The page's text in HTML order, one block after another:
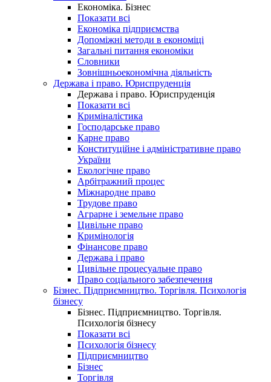
Економіка. Бізнес
Показати всі
Економіка підприємства
Допоміжні методи в економіці
Загальні питання економіки
Словники
Зовнішньоекономічна діяльність
Держава і право. Юриспруденція
Держава і право. Юриспруденція
Показати всі
Криміналістика
Господарське право
Карне право
Конституційне і адміністративне право
України
Екологічне право
Арбітражний процес
Міжнародне право
Трудове право
Аграрне і земельне право
Цивільне право
Кримінологія
Фінансове право
Держава і право
Цивільне процесуальне право
Право соціального забезпечення
Бізнес. Підприємництво. Торгівля. Психологія
бізнесу
Бізнес. Підприємництво. Торгівля.
Психологія бізнесу
Показати всі
Психологія бізнесу
Підприємництво
Бізнес
Торгівля